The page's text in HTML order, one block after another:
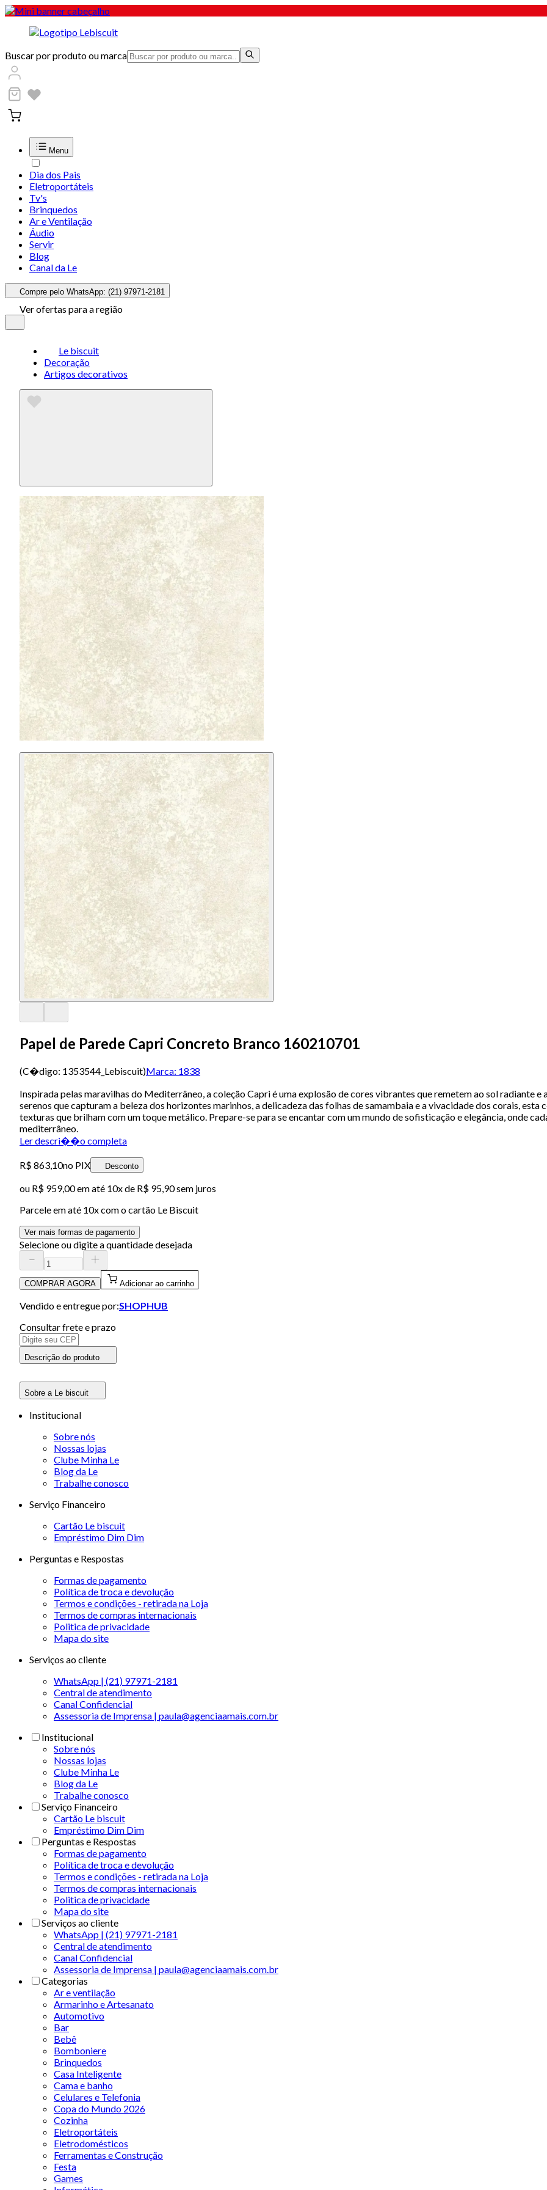
Buscar por produto ou marca
Menu
Dia dos Pais
Eletroportáteis
Tv's
Brinquedos
Ar e Ventilação
Áudio
Servir
Blog
Canal da Le
Compre pelo WhatsApp: (21) 97971-2181
Ver ofertas para a região
Le biscuit
Decoração
Artigos decorativos
Papel de Parede Capri Concreto Branco 160210701
(C�digo: 1353544_Lebiscuit)Marca: 1838
Inspirada pelas maravilhas do Mediterrâneo, a coleção Capri é uma explosão de cores vibrantes que remetem ao sol radiante
serenos que capturam a beleza dos horizontes marinhos, a delicadeza das folhas de samambaia e a vivacidade dos corais,
texturas que brilham com um toque metálico. Prepare-se para se encantar com um mundo de sofisticação e elegância, onde
mediterrâneo.
Ler descri��o completa
R$ 863,10no PIX Desconto
ou R$ 959,00em até 10x de R$ 95,90 sem juros
Parcele em até 10x com o cartão Le Biscuit
Ver mais formas de pagamento
Selecione ou digite a quantidade desejada
COMPRAR AGORA Adicionar ao carrinho
Vendido e entregue por:SHOPHUB
Consultar frete e prazo
Descrição do produto
Sobre a Le biscuit
Institucional
Sobre nós
Nossas lojas
Clube Minha Le
Blog da Le
Trabalhe conosco
Serviço Financeiro
Cartão Le biscuit
Empréstimo Dim Dim
Perguntas e Respostas
Formas de pagamento
Política de troca e devolução
Termos e condições - retirada na Loja
Termos de compras internacionais
Politica de privacidade
Mapa do site
Serviços ao cliente
WhatsApp | (21) 97971-2181
Central de atendimento
Canal Confidencial
Assessoria de Imprensa | paula@agenciaamais.com.br
Institucional
Sobre nós
Nossas lojas
Clube Minha Le
Blog da Le
Trabalhe conosco
Serviço Financeiro
Cartão Le biscuit
Empréstimo Dim Dim
Perguntas e Respostas
Formas de pagamento
Política de troca e devolução
Termos e condições - retirada na Loja
Termos de compras internacionais
Politica de privacidade
Mapa do site
Serviços ao cliente
WhatsApp | (21) 97971-2181
Central de atendimento
Canal Confidencial
Assessoria de Imprensa | paula@agenciaamais.com.br
Categorias
Ar e ventilação
Armarinho e Artesanato
Automotivo
Bar
Bebê
Bomboniere
Brinquedos
Casa Inteligente
Cama e banho
Celulares e Telefonia
Copa do Mundo 2026
Cozinha
Eletroportáteis
Eletrodomésticos
Ferramentas e Construção
Festa
Games